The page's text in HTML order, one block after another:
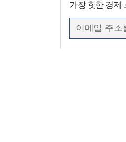
가장 핫한 경제